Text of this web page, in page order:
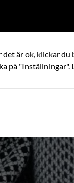
är ok, klickar
på "Inställningar".